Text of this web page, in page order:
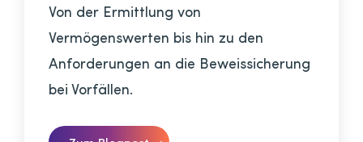
Von der Ermittlung von
Vermögenswerten bis hin zu den
Anforderungen an die Beweissicherung
bei Vorfällen.